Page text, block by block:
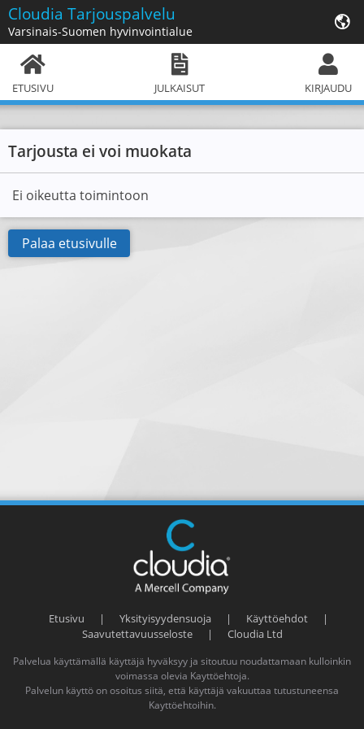
Cloudia Tarjouspalvelu
Varsinais-Suomen hyvinvointialue
ETUSIVU JULKAISUT KIRJAUDU
Tarjousta ei voi muokata
Ei oikeutta toimintoon
Palaa etusivulle
Etusivu | Yksityisyydensuoja | Käyttöehdot
|
Saavutettavuusseloste
| Cloudia Ltd
Palvelua käyttämällä käyttäjä hyväksyy ja sitoutuu noudattamaan kulloinkin
voimassa olevia Kayttöehtoja.
Palvelun käyttö on osoitus siitä, että käyttäjä vakuuttaa tutustuneensa
Kayttöehtoihin.